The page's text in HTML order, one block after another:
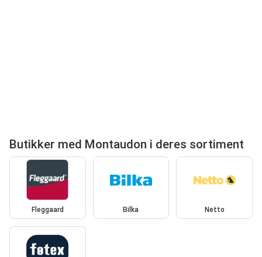
Butikker med Montaudon i deres sortiment
Fleggaard Bilka Netto